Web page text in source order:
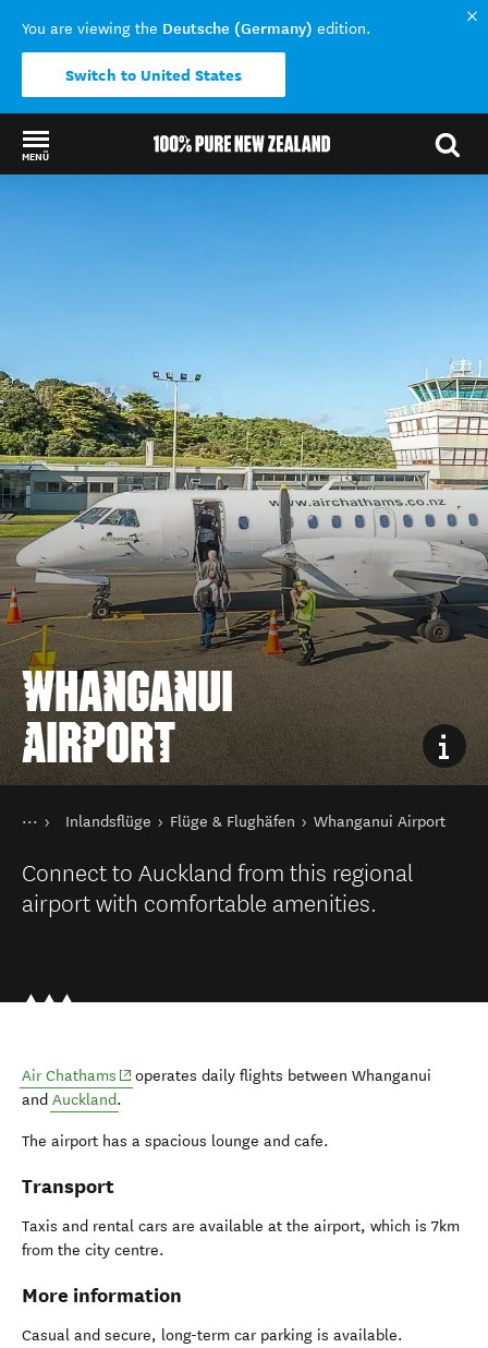
You are viewing the Deutsche (Germany) edition.
Switch to United States
MENÜ
WHANGANUI
AIRPORT
Sie sind hier
Startseite
Inlandsflüge Flüge & Flughäfen Whanganui Airport
Connect to Auckland from this regional
airport with comfortable amenities.
Air Chathams (opens in new window)
operates daily flights between Whanganui
and Auckland.
The airport has a spacious lounge and cafe.
Transport
Taxis and rental cars are available at the airport, which is 7km
from the city centre.
More information
Casual and secure, long-term car parking is available.